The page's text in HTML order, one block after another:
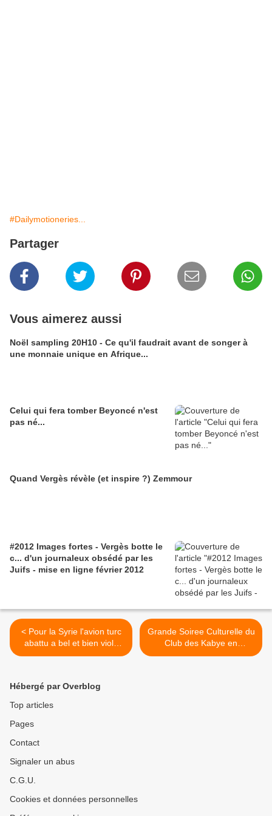
#Dailymotioneries...
Partager
Vous aimerez aussi
Noël sampling 20H10 - Ce qu'il faudrait avant de songer à
une monnaie unique en Afrique...
Celui qui fera tomber Beyoncé n'est
pas né...
Quand Vergès révèle (et inspire ?) Zemmour
#2012 Images fortes - Vergès botte le
c... d'un journaleux obsédé par les
Juifs - mise en ligne février 2012
< Pour la Syrie l'avion turc
abattu a bel et bien violé
l'espace aérien syrien
Grande Soiree Culturelle du
Club des Kabye en
Belgique le samedi 7juillet >
Hébergé par Overblog
Top articles
Pages
Contact
Signaler un abus
C.G.U.
Cookies et données personnelles